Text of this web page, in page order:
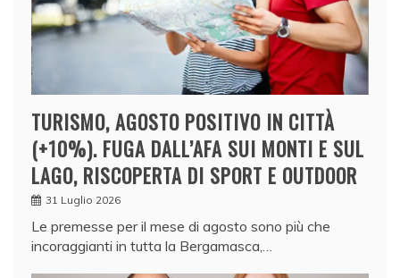
TURISMO, AGOSTO POSITIVO IN CITTÀ
(+10%). FUGA DALL’AFA SUI MONTI E SUL
LAGO, RISCOPERTA DI SPORT E OUTDOOR
31 Luglio 2026
Le premesse per il mese di agosto sono più che
incoraggianti in tutta la Bergamasca,…